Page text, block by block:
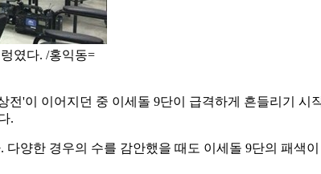
였다. /홍익동=
'이 이어지던 중 이세돌 9단이 급격하게 흔들리기 시
.
양한 경우의 수를 감안했을 때도 이세돌 9단의 패색